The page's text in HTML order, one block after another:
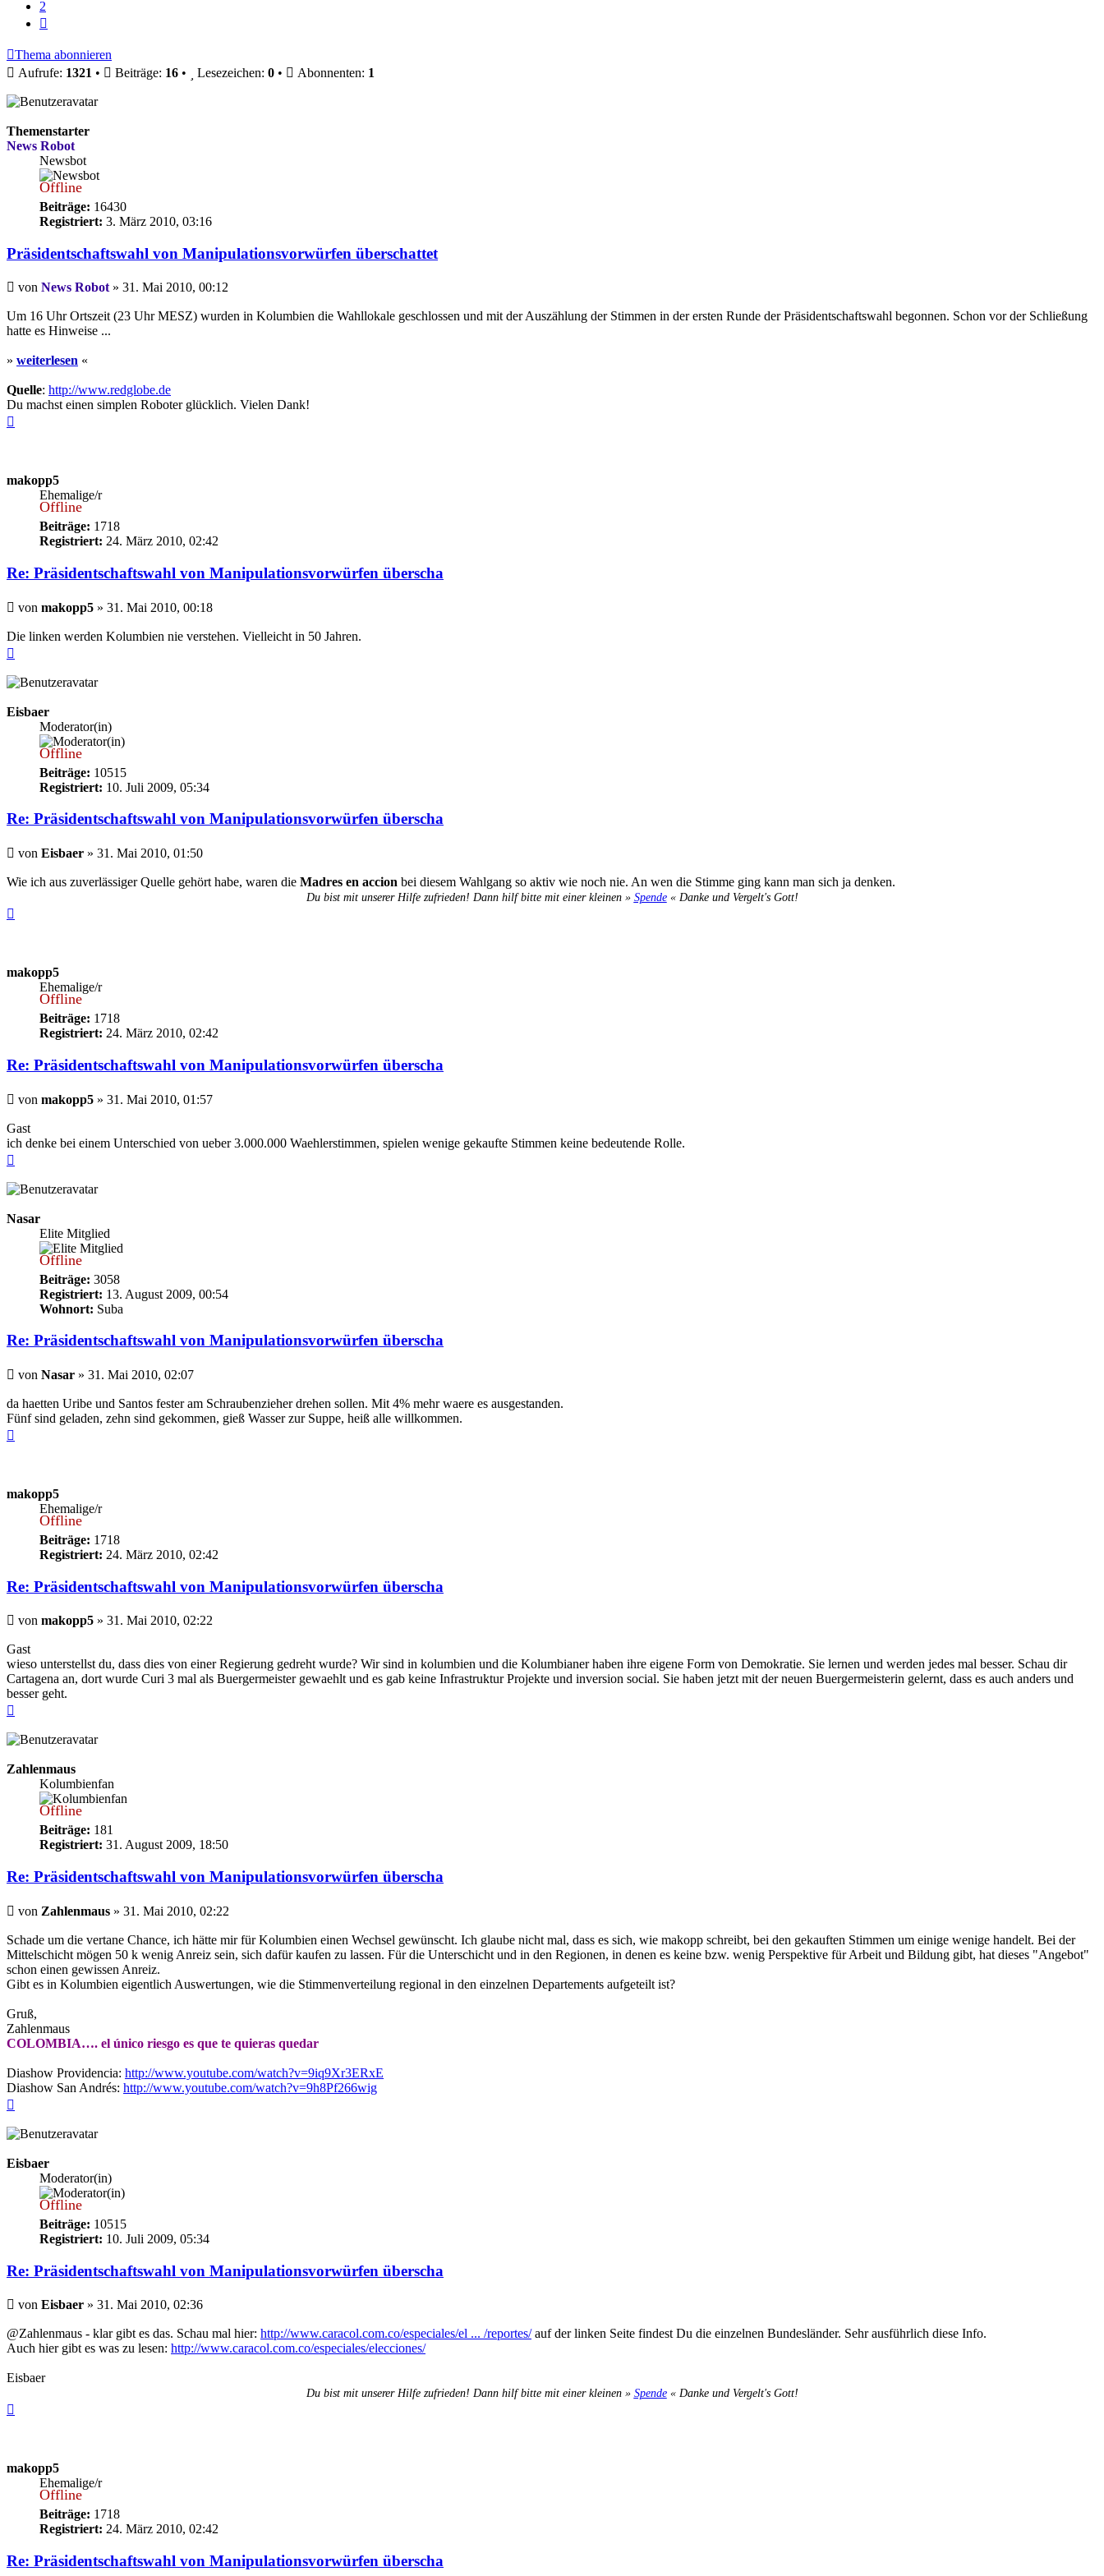
2
Thema abonnieren
Aufrufe: 1321 • Beiträge: 16 • Lesezeichen: 0 • Abonnenten: 1
Themenstarter
News Robot
Newsbot
Offline
Beiträge: 16430
Registriert: 3. März 2010, 03:16
Präsidentschaftswahl von Manipulationsvorwürfen überschattet
Beitrag
von News Robot » 31. Mai 2010, 00:12
Um 16 Uhr Ortszeit (23 Uhr MESZ) wurden in Kolumbien die Wahllokale geschlossen und mit der Auszählung der Stimmen in der ersten Runde der Präsidentschaftswahl begonnen. Schon vor der Schließung
hatte es Hinweise ...
» weiterlesen «
Quelle: http://www.redglobe.de
Du machst einen simplen Roboter glücklich. Vielen Dank!
makopp5
Ehemalige/r
Offline
Beiträge: 1718
Registriert: 24. März 2010, 02:42
Re: Präsidentschaftswahl von Manipulationsvorwürfen überscha
Beitrag
von makopp5 » 31. Mai 2010, 00:18
Die linken werden Kolumbien nie verstehen. Vielleicht in 50 Jahren.
Eisbaer
Moderator(in)
Offline
Beiträge: 10515
Registriert: 10. Juli 2009, 05:34
Re: Präsidentschaftswahl von Manipulationsvorwürfen überscha
Beitrag
von Eisbaer » 31. Mai 2010, 01:50
Wie ich aus zuverlässiger Quelle gehört habe, waren die Madres en accion bei diesem Wahlgang so aktiv wie noch nie. An wen die Stimme ging kann man sich ja denken.
Du bist mit unserer Hilfe zufrieden! Dann hilf bitte mit einer kleinen » Spende« Danke und Vergelt's Gott!
makopp5
Ehemalige/r
Offline
Beiträge: 1718
Registriert: 24. März 2010, 02:42
Re: Präsidentschaftswahl von Manipulationsvorwürfen überscha
Beitrag
von makopp5 » 31. Mai 2010, 01:57
Gast
ich denke bei einem Unterschied von ueber 3.000.000 Waehlerstimmen, spielen wenige gekaufte Stimmen keine bedeutende Rolle.
Nasar
Elite Mitglied
Offline
Beiträge: 3058
Registriert: 13. August 2009, 00:54
Wohnort: Suba
Re: Präsidentschaftswahl von Manipulationsvorwürfen überscha
Beitrag
von Nasar » 31. Mai 2010, 02:07
da haetten Uribe und Santos fester am Schraubenzieher drehen sollen. Mit 4% mehr waere es ausgestanden.
Fünf sind geladen, zehn sind gekommen, gieß Wasser zur Suppe, heiß alle willkommen.
makopp5
Ehemalige/r
Offline
Beiträge: 1718
Registriert: 24. März 2010, 02:42
Re: Präsidentschaftswahl von Manipulationsvorwürfen überscha
Beitrag
von makopp5 » 31. Mai 2010, 02:22
Gast
wieso unterstellst du, dass dies von einer Regierung gedreht wurde? Wir sind in kolumbien und die Kolumbianer haben ihre eigene Form von Demokratie. Sie lernen und werden jedes mal besser. Schau dir
Cartagena an, dort wurde Curi 3 mal als Buergermeister gewaehlt und es gab keine Infrastruktur Projekte und inversion social. Sie haben jetzt mit der neuen Buergermeisterin gelernt, dass es auch anders und
besser geht.
Zahlenmaus
Kolumbienfan
Offline
Beiträge: 181
Registriert: 31. August 2009, 18:50
Re: Präsidentschaftswahl von Manipulationsvorwürfen überscha
Beitrag
von Zahlenmaus » 31. Mai 2010, 02:22
Schade um die vertane Chance, ich hätte mir für Kolumbien einen Wechsel gewünscht. Ich glaube nicht mal, dass es sich, wie makopp schreibt, bei den gekauften Stimmen um einige wenige handelt. Bei der
Mittelschicht mögen 50 k wenig Anreiz sein, sich dafür kaufen zu lassen. Für die Unterschicht und in den Regionen, in denen es keine bzw. wenig Perspektive für Arbeit und Bildung gibt, hat dieses "Angebot"
schon einen gewissen Anreiz.
Gibt es in Kolumbien eigentlich Auswertungen, wie die Stimmenverteilung regional in den einzelnen Departements aufgeteilt ist?
Gruß,
Zahlenmaus
COLOMBIA…. el único riesgo es que te quieras quedar
Diashow Providencia: http://www.youtube.com/watch?v=9iq9Xr3ERxE
Diashow San Andrés: http://www.youtube.com/watch?v=9h8Pf266wig
Eisbaer
Moderator(in)
Offline
Beiträge: 10515
Registriert: 10. Juli 2009, 05:34
Re: Präsidentschaftswahl von Manipulationsvorwürfen überscha
Beitrag
von Eisbaer » 31. Mai 2010, 02:36
@Zahlenmaus - klar gibt es das. Schau mal hier: http://www.caracol.com.co/especiales/el ... /reportes/auf der linken Seite findest Du die einzelnen Bundesländer. Sehr ausführlich diese Info.
Auch hier gibt es was zu lesen: http://www.caracol.com.co/especiales/elecciones/
Eisbaer
Du bist mit unserer Hilfe zufrieden! Dann hilf bitte mit einer kleinen » Spende« Danke und Vergelt's Gott!
makopp5
Ehemalige/r
Offline
Beiträge: 1718
Registriert: 24. März 2010, 02:42
Re: Präsidentschaftswahl von Manipulationsvorwürfen überscha